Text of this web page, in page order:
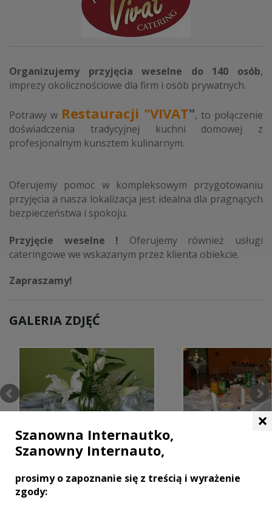
Organizujemy przyjęcia weselne do 140 osób,
imprezy okolicznościowe dla firm i osób prywatnych.
Potrawy w Restauracji "VIVAT", to połączenie
doświadczenia tradycyjnej kuchni domowej z
profesjonalnym kunsztem kulinarnym.
Oferujemy pomoc w kompleksowym przygotowaniu
przyjęcia a nasza lokalizacja jest idealna dla pragnących
bezpieczeństwa i spokoju.
Przyjęcie weselne ! Oferujemy również usługi
cateringowe we wskazanym przez klienta obiekcie.
Zapraszamy!
GALERIA ZDJĘĆ
×
Szanowna Internautko,
Szanowny Internauto,
prosimy o zapoznanie się z treścią i wyrażenie
zgody: